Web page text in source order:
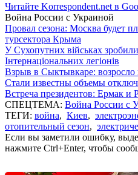
Читайте Korrespondent.net в
Война России с Украиной
Провал сезона: Москва будет
турсектора Крыма
У Сухопутних військах зробили
Інтернаціональних легіонів
Взрыв в Сыктывкаре: возросло
Стали известны объемы
Встреча президентов: Ермак и
СПЕЦТЕМА: Война России с
ТЕГИ: война, Киев,
отопительный сезон,
Если вы заметили ошибку,
нажмите Ctrl+Enter, чтобы